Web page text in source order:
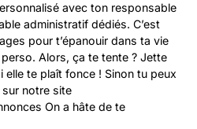
avec ton responsable
administratif dédiés. C’est
pour t’épanouir dans ta vie
Alors, ça te tente ? Jette
elle te plaît fonce ! Sinon tu peux
sur notre site
On a hâte de te